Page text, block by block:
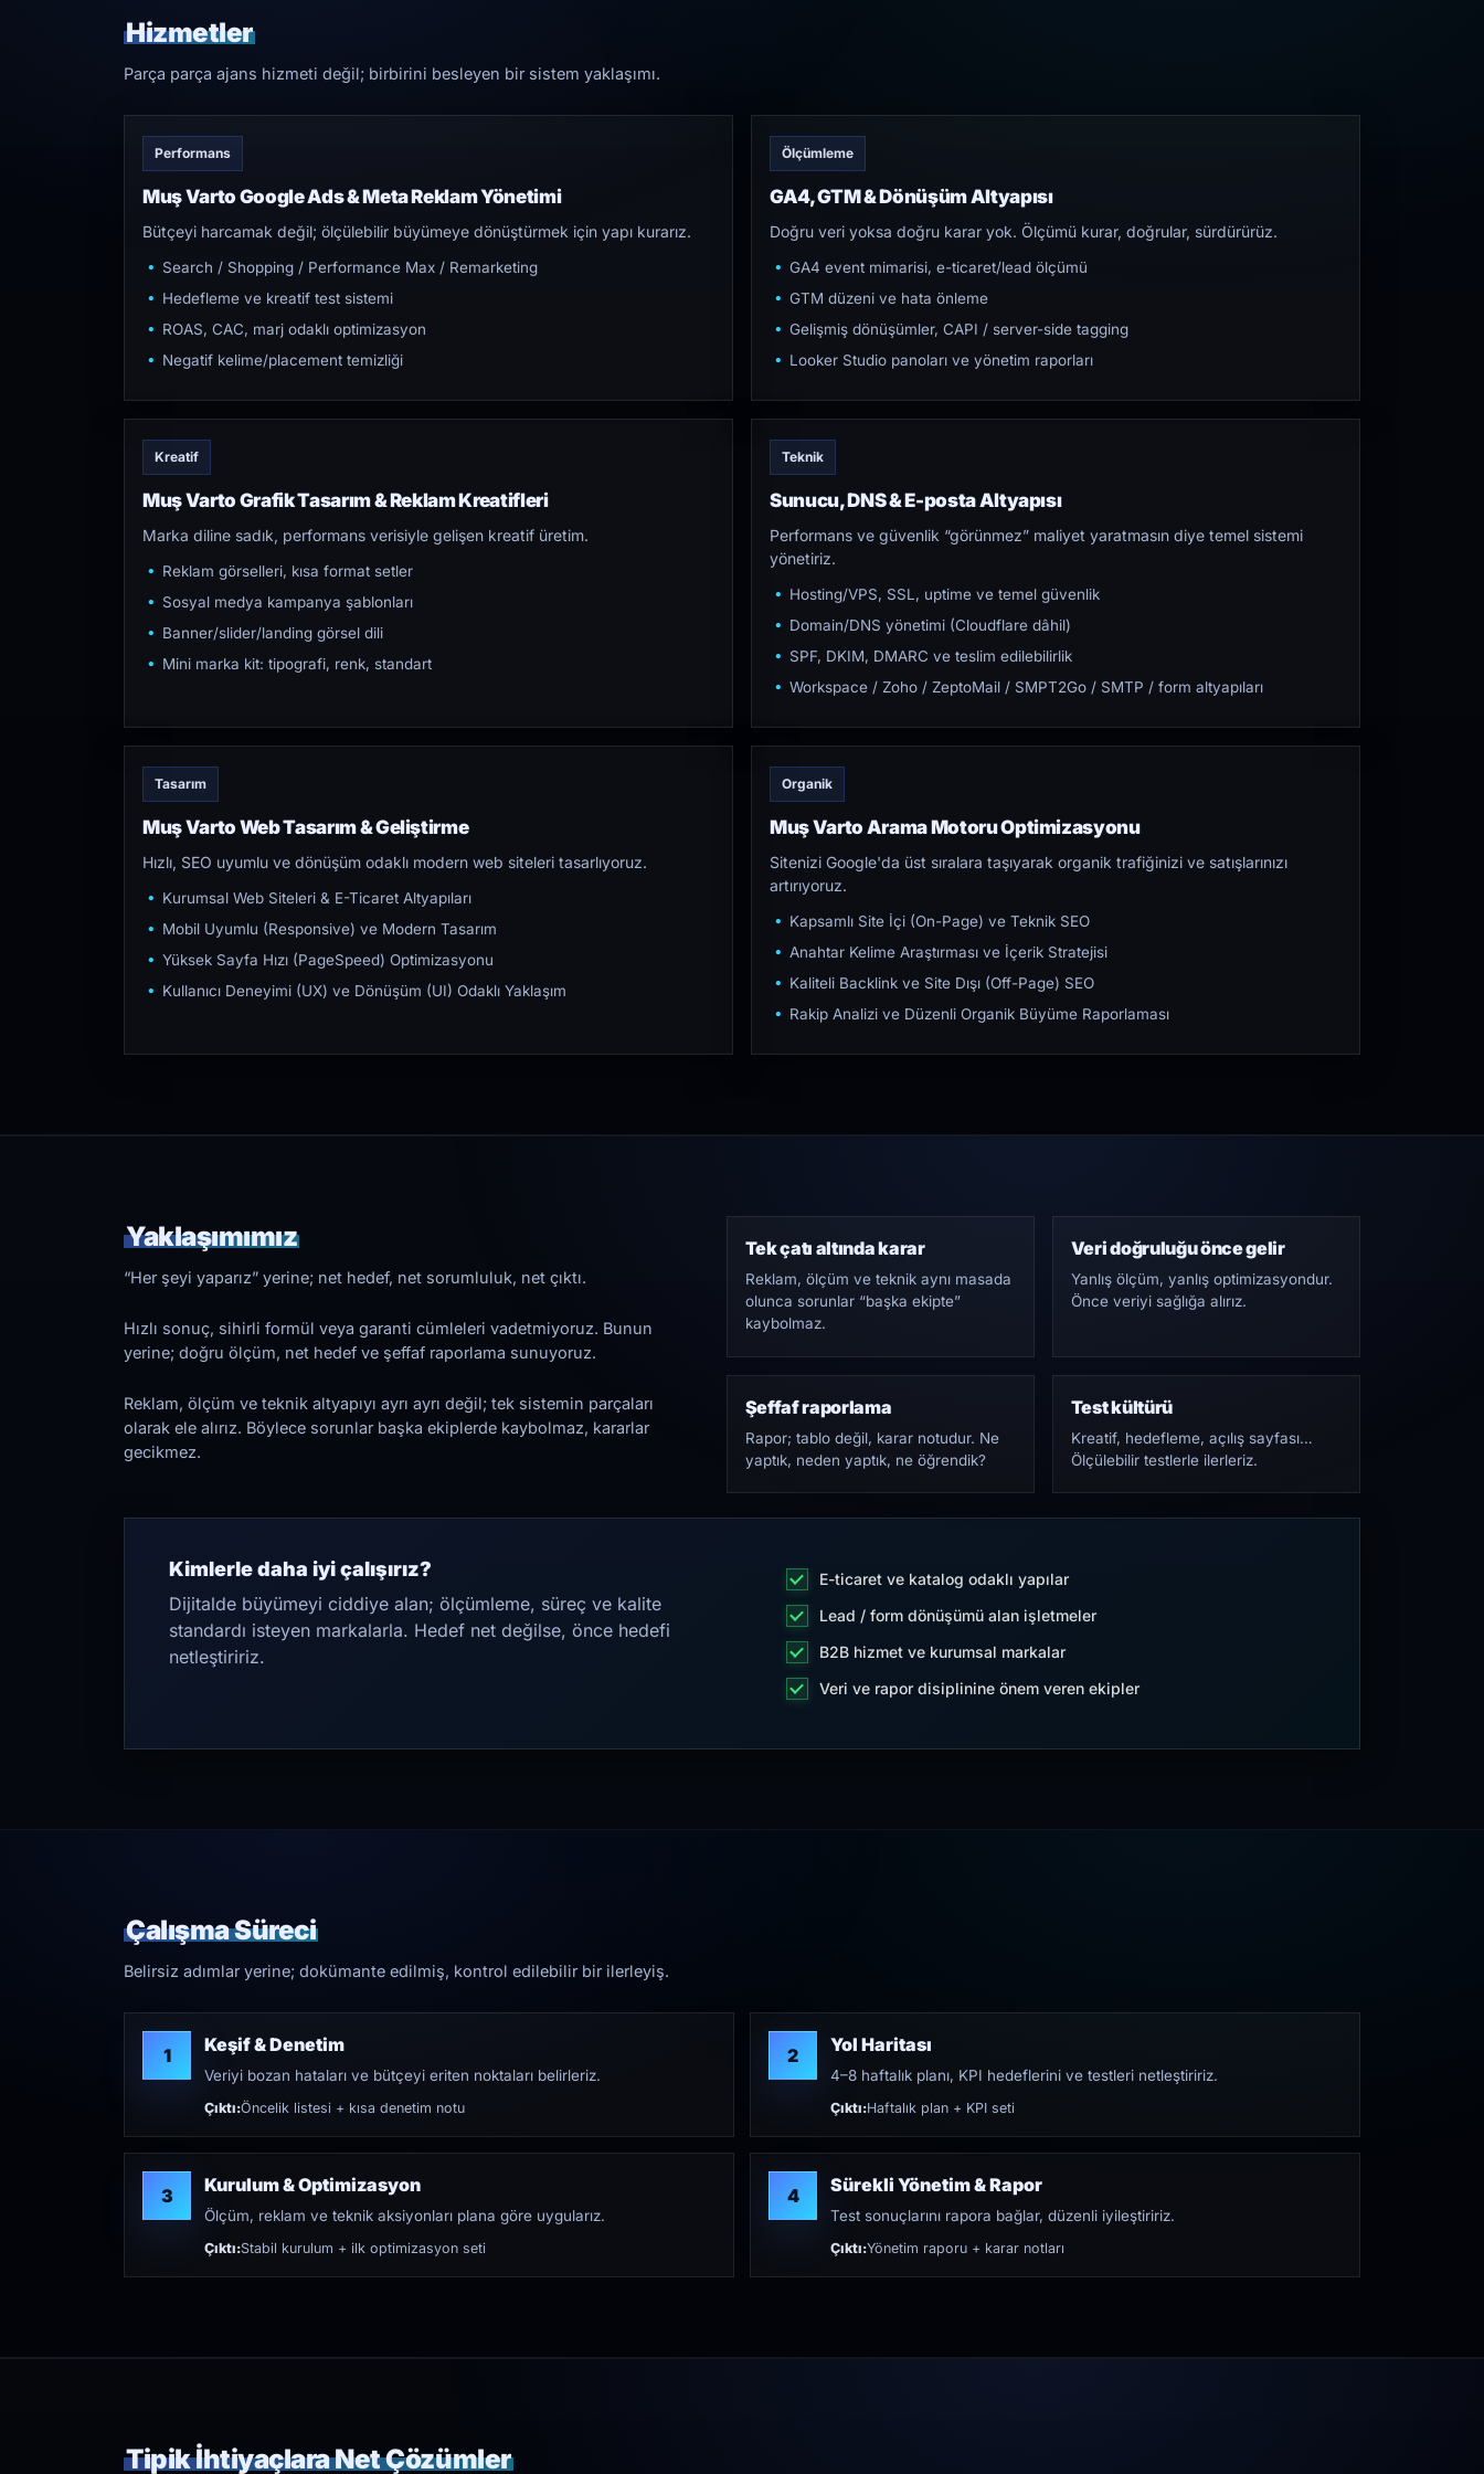
Hizmetler
Parça parça ajans hizmeti değil; birbirini besleyen bir sistem yaklaşımı.
Performans
Muş Varto Google Ads & Meta Reklam Yönetimi
Bütçeyi harcamak değil; ölçülebilir büyümeye dönüştürmek için yapı kurarız.
Search / Shopping / Performance Max / Remarketing
Hedefleme ve kreatif test sistemi
ROAS, CAC, marj odaklı optimizasyon
Negatif kelime/placement temizliği
Ölçümleme
GA4, GTM & Dönüşüm Altyapısı
Doğru veri yoksa doğru karar yok. Ölçümü kurar, doğrular, sürdürürüz.
GA4 event mimarisi, e-ticaret/lead ölçümü
GTM düzeni ve hata önleme
Gelişmiş dönüşümler, CAPI / server-side tagging
Looker Studio panoları ve yönetim raporları
Kreatif
Muş Varto Grafik Tasarım & Reklam Kreatifleri
Marka diline sadık, performans verisiyle gelişen kreatif üretim.
Reklam görselleri, kısa format setler
Sosyal medya kampanya şablonları
Banner/slider/landing görsel dili
Mini marka kit: tipografi, renk, standart
Teknik
Sunucu, DNS & E-posta Altyapısı
Performans ve güvenlik “görünmez” maliyet yaratmasın diye temel sistemi
yönetiriz.
Hosting/VPS, SSL, uptime ve temel güvenlik
Domain/DNS yönetimi (Cloudflare dâhil)
SPF, DKIM, DMARC ve teslim edilebilirlik
Workspace / Zoho / ZeptoMail / SMPT2Go / SMTP / form altyapıları
Tasarım
Muş Varto Web Tasarım & Geliştirme
Hızlı, SEO uyumlu ve dönüşüm odaklı modern web siteleri tasarlıyoruz.
Kurumsal Web Siteleri & E-Ticaret Altyapıları
Mobil Uyumlu (Responsive) ve Modern Tasarım
Yüksek Sayfa Hızı (PageSpeed) Optimizasyonu
Kullanıcı Deneyimi (UX) ve Dönüşüm (UI) Odaklı Yaklaşım
Organik
Muş Varto Arama Motoru Optimizasyonu
Sitenizi Google'da üst sıralara taşıyarak organik trafiğinizi ve satışlarınızı
artırıyoruz.
Kapsamlı Site İçi (On-Page) ve Teknik SEO
Anahtar Kelime Araştırması ve İçerik Stratejisi
Kaliteli Backlink ve Site Dışı (Off-Page) SEO
Rakip Analizi ve Düzenli Organik Büyüme Raporlaması
Yaklaşımımız
“Her şeyi yaparız” yerine; net hedef, net sorumluluk, net çıktı.
Hızlı sonuç, sihirli formül veya garanti cümleleri vadetmiyoruz. Bunun
yerine; doğru ölçüm, net hedef ve şeffaf raporlama sunuyoruz.
Reklam, ölçüm ve teknik altyapıyı ayrı ayrı değil; tek sistemin parçaları
olarak ele alırız. Böylece sorunlar başka ekiplerde kaybolmaz, kararlar
gecikmez.
Tek çatı altında karar
Reklam, ölçüm ve teknik aynı masada
olunca sorunlar “başka ekipte”
kaybolmaz.
Veri doğruluğu önce gelir
Yanlış ölçüm, yanlış optimizasyondur.
Önce veriyi sağlığa alırız.
Şeffaf raporlama
Rapor; tablo değil, karar notudur. Ne
yaptık, neden yaptık, ne öğrendik?
Test kültürü
Kreatif, hedefleme, açılış sayfası…
Ölçülebilir testlerle ilerleriz.
Kimlerle daha iyi çalışırız?
Dijitalde büyümeyi ciddiye alan; ölçümleme, süreç ve kalite
standardı isteyen markalarla. Hedef net değilse, önce hedefi
netleştiririz.
E-ticaret ve katalog odaklı yapılar
Lead / form dönüşümü alan işletmeler
B2B hizmet ve kurumsal markalar
Veri ve rapor disiplinine önem veren ekipler
Çalışma Süreci
Belirsiz adımlar yerine; dokümante edilmiş, kontrol edilebilir bir ilerleyiş.
1 Keşif & Denetim
Veriyi bozan hataları ve bütçeyi eriten noktaları belirleriz.
Çıktı:Öncelik listesi + kısa denetim notu
2 Yol Haritası
4–8 haftalık planı, KPI hedeflerini ve testleri netleştiririz.
Çıktı:Haftalık plan + KPI seti
3 Kurulum & Optimizasyon
Ölçüm, reklam ve teknik aksiyonları plana göre uygularız.
Çıktı:Stabil kurulum + ilk optimizasyon seti
4 Sürekli Yönetim & Rapor
Test sonuçlarını rapora bağlar, düzenli iyileştiririz.
Çıktı:Yönetim raporu + karar notları
Tipik İhtiyaçlara Net Çözümler